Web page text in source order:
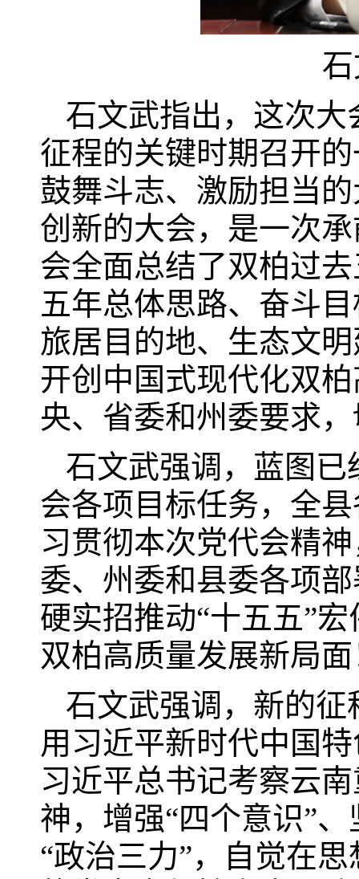
石文武指出，这次大
征程的关键时期召开
鼓舞斗志、激励担当
创新的大会，是一次
会全面总结了双柏过
五年总体思路、奋斗
旅居目的地、生态文
开创中国式现代化双
央、省委和州委要求
石文武强调，蓝图
会各项目标任务，全
习贯彻本次党代会精
委、州委和县委各项
硬实招推动“十五五”
双柏高质量发展新局
石文武强调，新的
用习近平新时代中国
习近平总书记考察云
神，增强“四个意识”
“政治三力”，自觉在